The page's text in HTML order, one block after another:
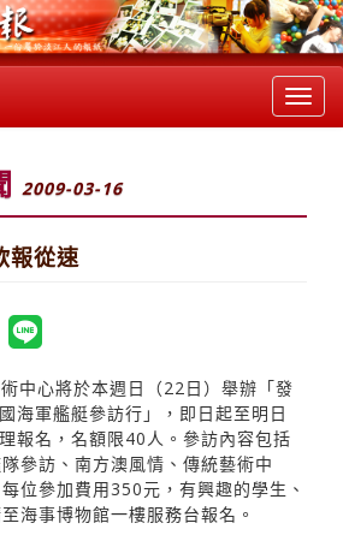
2009-03-16
報從速
術中心將於本週日（22日）舉辦「發
海軍艦艇參訪行」，即日起至明日
報名，名額限40人。參訪內容包括
參訪、南方澳風情、傳統藝術中
位參加費用350元，有興趣的學生、
海事博物館一樓服務台報名。